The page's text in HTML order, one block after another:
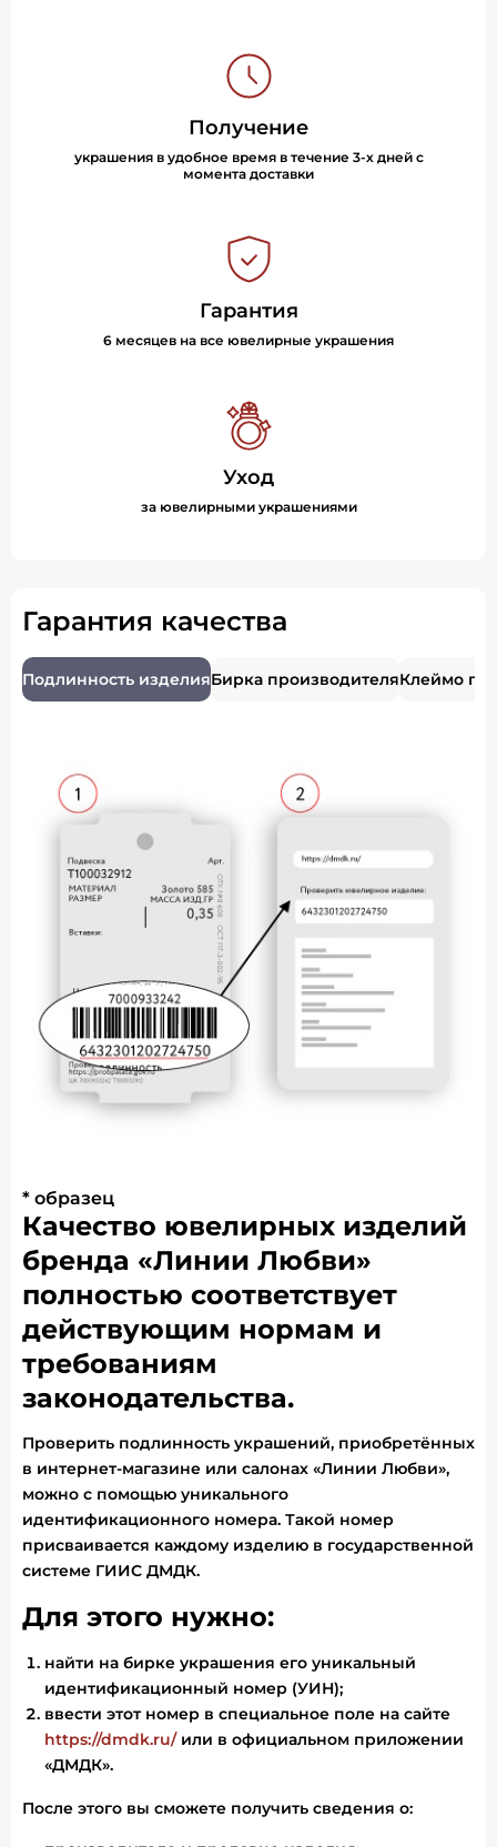
Получение
украшения в удобное время в течение 3-х дней с
момента доставки
Гарантия
6 месяцев на все ювелирные украшения
Уход
за ювелирными украшениями
Гарантия качества
Подлинность изделияБирка производителяКлеймо
* образец
Качество ювелирных изделий
бренда «Линии Любви»
полностью соответствует
действующим нормам и
требованиям
законодательства.
Проверить подлинность украшений, приобретённых
в интернет-магазине или салонах «Линии Любви»,
можно с помощью уникального
идентификационного номера. Такой номер
присваивается каждому изделию в государственной
системе ГИИС ДМДК.
Для этого нужно:
найти на бирке украшения его уникальный
идентификационный номер (УИН);
ввести этот номер в специальное поле на сайте
https://dmdk.ru/или в официальном приложении
«ДМДК».
После этого вы сможете получить сведения о: